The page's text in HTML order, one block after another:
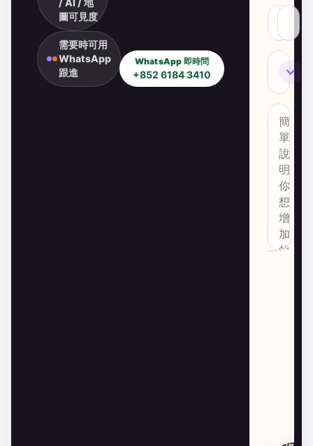
/ AI / 地
圖可見度
需要時可用
WhatsApp
跟進
WhatsApp 即時問
+852 6184 3410 SEO